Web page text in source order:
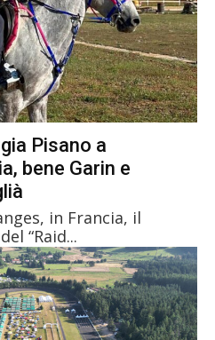
Pisano a
bene Garin e
in Francia, il
“Raid...